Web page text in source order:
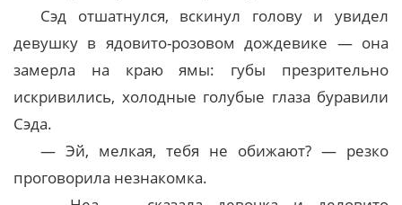
Сэд отшатнулся, вскинул голову и увидел
девушку в ядовито-розовом дождевике — она
замерла на краю ямы: губы презрительно
искривились, холодные голубые глаза буравили
Сэда.
— Эй, мелкая, тебя не обижают? — резко
проговорила незнакомка.